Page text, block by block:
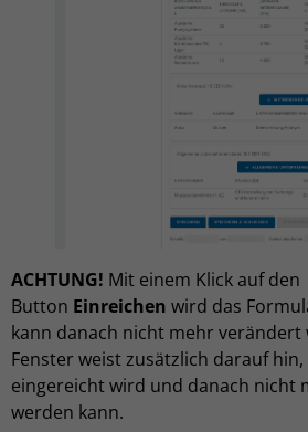
ACHTUNG! Mit einem Klick auf den
Button Einreichen wird das
kann danach nicht mehr verändert
Fenster weist zusätzlich darauf
eingereicht wird und danach nicht
werden kann.